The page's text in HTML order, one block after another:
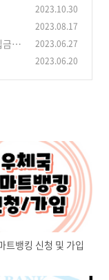
2023.10.30
2023.08.17
2023.06.27
2023.06.20
트뱅킹 신청 및 가입